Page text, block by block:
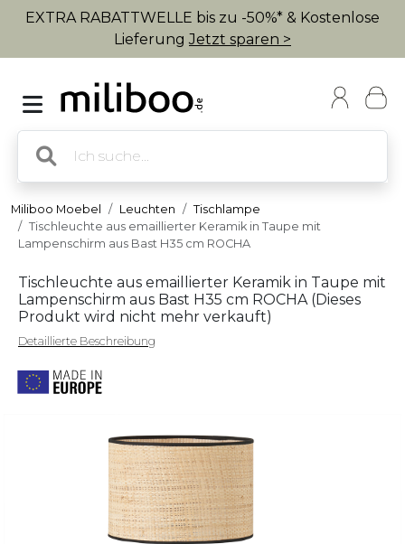
EXTRA RABATTWELLE bis zu -50%* & Kostenlose
LieferungJetzt sparen >
Miliboo Moebel Leuchten
Tischlampe
Tischleuchte aus emaillierter Keramik in Taupe mit
Lampenschirm aus Bast H35 cm ROCHA
Tischleuchte aus emaillierter Keramik in Taupe mit
Lampenschirm aus Bast H35 cm ROCHA (Dieses
Produkt wird nicht mehr verkauft)
Detaillierte Beschreibung